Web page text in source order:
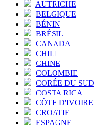
AUTRICHE
BELGIQUE
BÉNIN
BRÉSIL
CANADA
CHILI
CHINE
COLOMBIE
CORÉE DU SUD
COSTA RICA
CÔTE D'IVOIRE
CROATIE
ESPAGNE